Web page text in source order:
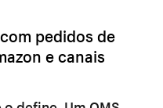
pedidos de
e canais